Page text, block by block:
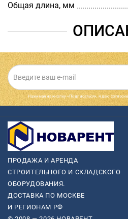
Общая длина, мм
Нажимая на кнопку «Подписаться», я даю
ПРОДАЖА И АРЕНДА
СТРОИТЕЛЬНОГО И СКЛАДСКОГО
ОБОРУДОВАНИЯ.
ДОСТАВКА ПО МОСКВЕ
И РЕГИОНАМ РФ